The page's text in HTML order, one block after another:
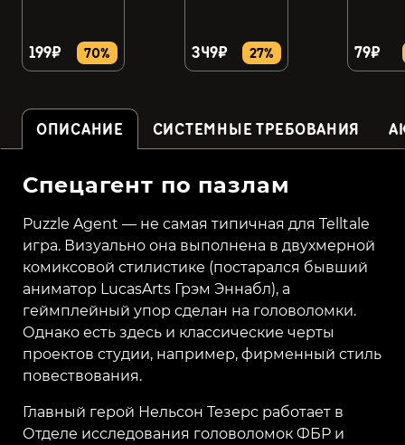
199₽ 70% 349₽ 27% 79₽
ОПИСАНИЕ СИСТЕМНЫЕ ТРЕБОВАНИЯ
Спецагент по пазлам
Puzzle Agent — не самая типичная для Telltale
игра. Визуально она выполнена в двухмерной
комиксовой стилистике (постарался бывший
аниматор LucasArts Грэм Эннабл), а
геймплейный упор сделан на головоломки.
Однако есть здесь и классические черты
проектов студии, например, фирменный стиль
повествования.
Главный герой Нельсон Тезерс работает в
Отделе исследования головоломок ФБР и